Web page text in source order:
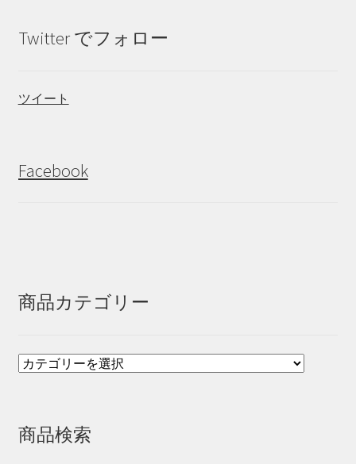
Twitter でフォロー
ツイート
Facebook
商品カテゴリー
商品検索